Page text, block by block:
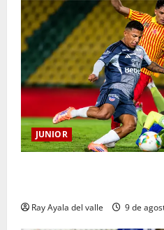
JUNIOR
Ray Ayala del valle 9 de